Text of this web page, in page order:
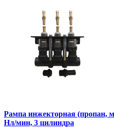
Рампа инжекторная (пропан,
Нл/мин, 3 цилиндра